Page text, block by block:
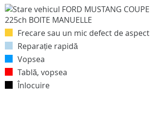
Frecare sau un mic defect de aspect
Reparație rapidă
Vopsea
Tablă, vopsea
Înlocuire